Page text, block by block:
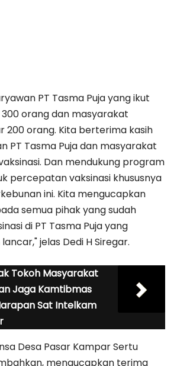
PT Tasma Puja yang ikut
orang dan masyarakat
200 orang. Kita berterima kasih
PT Tasma Puja dan masyarakat
Dan mendukung program
percepatan vaksinasi khususnya
ini. Kita mengucapkan
semua pihak yang sudah
di PT Tasma Puja yang
jelas Dedi H Siregar.
Tokoh Masyarakat
Jaga Kamtibmas
Sat Intelkam
Desa Pasar Kampar Sertu
mengucapkan terima